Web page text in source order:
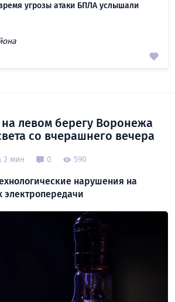
угрозы атаки БПЛА услышали
левом берегу Воронежа
со вчерашнего вечера
2 мин 0 590
нарушения на
электропередачи